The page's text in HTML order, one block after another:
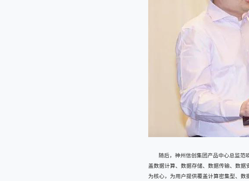
随后，神州信创集团产品中心总监范
盖数据计算、数据存储、数据传输、数据
为核心，为用户提供覆盖计算密集型、数